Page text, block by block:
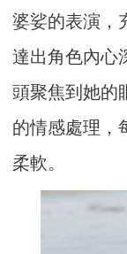
婆娑的表演，
達出角色內心
頭聚焦到她的
的情感處理，
柔軟。